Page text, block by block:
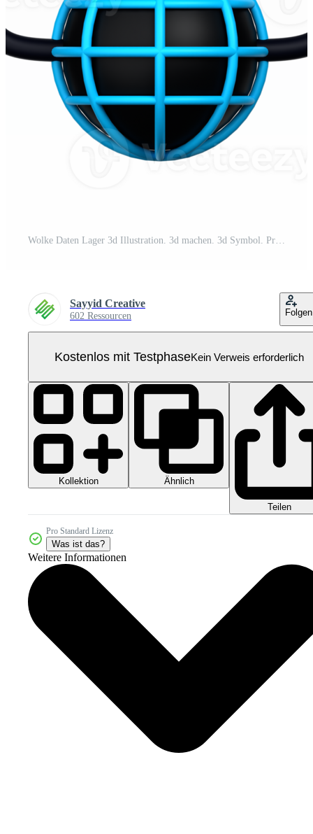
Wolke Daten Lager 3d Illustration. 3d machen. 3d Symbol. Pro PNG
Sayyid Creative
602 Ressourcen Folgen
Kostenlos mit TestphaseKein Verweis erforderlich
Kollektion Ähnlich
Teilen
Pro Standard Lizenz
Was ist das?
Weitere Informationen